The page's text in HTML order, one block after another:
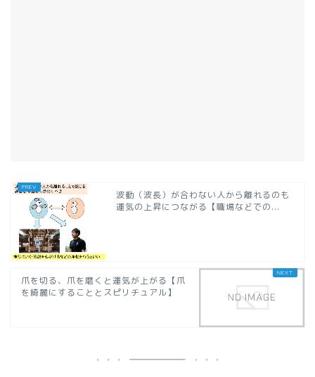
波動（波長）が合わない人から離れるのも
運気の上昇につながる【職場などでの...
爪を切る、爪を磨くと運気が上がる【爪
を綺麗にすることとスピリチュアル】